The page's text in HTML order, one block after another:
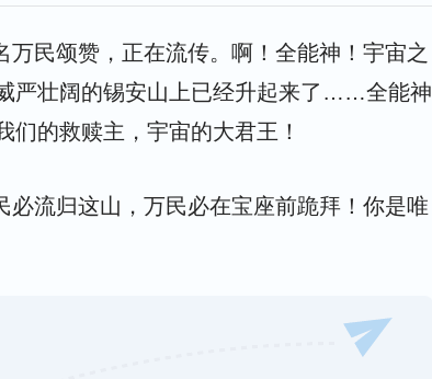
民颂赞，正在流传。啊！全能神！宇宙之
严壮阔的锡安山上已经升起来了……全能神
的救赎主，宇宙的大君王！
流归这山，万民必在宝座前跪拜！你是唯
里面，我们实在太有福！天天和神面对